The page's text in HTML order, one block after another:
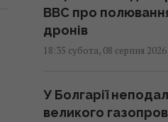
BBC про
дронів
18:35 субота, 08 серпня 2026
У Болгарії
великого